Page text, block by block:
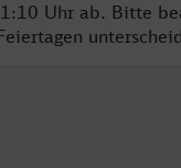
Uhr ab. Bitte